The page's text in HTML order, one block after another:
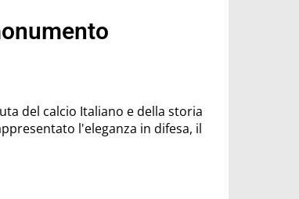
del calcio Italiano e della storia